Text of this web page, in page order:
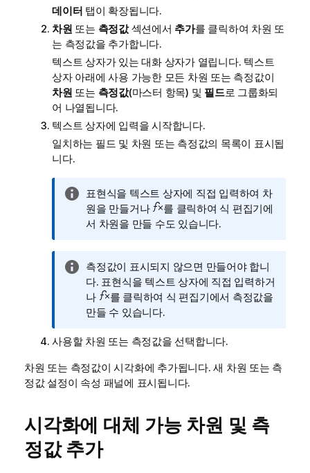
데이터 탭이 확장됩니다.
차원 또는 측정값섹션에서 추가를 클릭하여 차원 또
는 측정값을 추가합니다.
텍스트 상자가 있는 대화 상자가 열립니다. 텍스트
상자 아래에 사용 가능한 모든 차원 또는 측정값이
차원 또는 측정값(마스터 항목) 및 필드로 그룹화되
어 나열됩니다.
텍스트 상자에 입력을 시작합니다.
일치하는 필드 및 차원 또는 측정값의 목록이 표시됩
니다.
정
보
메
표현식을 텍스트 상자에 직접 입력하여 차
원을 만들거나
를 클릭하여 식 편집기에
서 차원을 만들 수도 있습니다.
정
보
메
모
측정값이 표시되지 않으면 만들어야 합니
다. 표현식을 텍스트 상자에 직접 입력하거
나
를 클릭하여 식 편집기에서 측정값을
만들 수 있습니다.
사용할 차원 또는 측정값을 선택합니다.
차원 또는 측정값이 시각화에 추가됩니다. 새 차원 또는 측
정값 설정이 속성 패널에 표시됩니다.
시각화에 대체 가능 차원 및 측
정값 추가